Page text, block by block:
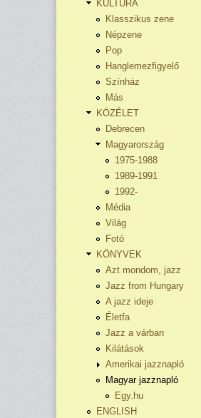
KULTÚRA
Klasszikus zene
Népzene
Pop
Hanglemezfigyelő
Színház
Más
KÖZÉLET
Debrecen
Magyarország
1975-1988
1989-1991
1992-
Média
Világ
Fotó
KÖNYVEK
Azt mondom, jazz
Jazz from Hungary
A jazz ideje
Életfa
Jazz a várban
Kilátások
Amerikai jazznapló
Magyar jazznapló
Egy.hu
ENGLISH